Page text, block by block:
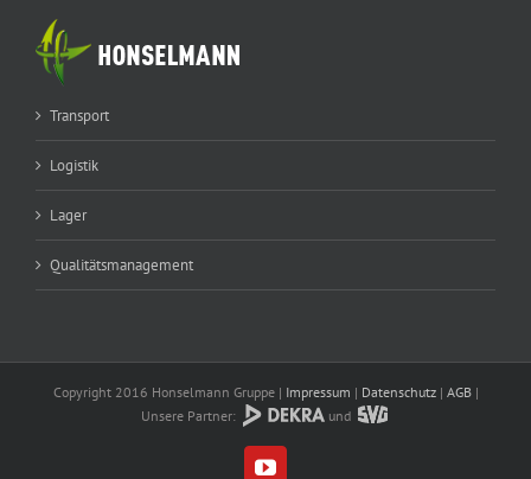
Transport
Logistik
Lager
Qualitätsmanagement
Copyright 2016 Honselmann Gruppe | Impressum | Datenschutz| AGB|
Unsere Partner:
und